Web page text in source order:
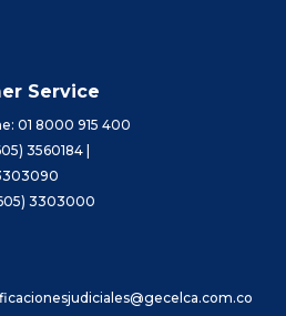
Service
01 8000 915 400
(605) 3560184 |
3303000